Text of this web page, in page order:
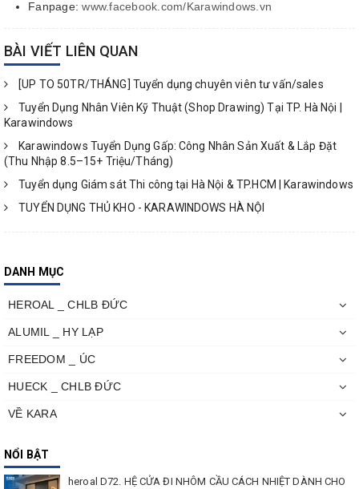
Fanpage:www.facebook.com/Karawindows.vn
BÀI VIẾT LIÊN QUAN
[UP TO 50TR/THÁNG] Tuyển dụng chuyên viên tư vấn/sales
Tuyển Dụng Nhân Viên Kỹ Thuật (Shop Drawing) Tại TP. Hà Nội |
Karawindows
Karawindows Tuyển Dụng Gấp: Công Nhân Sản Xuất & Lắp Đặt
(Thu Nhập 8.5–15+ Triệu/Tháng)
Tuyển dụng Giám sát Thi công tại Hà Nội & TP.HCM | Karawindows
TUYỂN DỤNG THỦ KHO - KARAWINDOWS HÀ NỘI
DANH MỤC
HEROAL _ CHLB ĐỨC
ALUMIL _ HY LẠP
FREEDOM _ ÚC
HUECK _ CHLB ĐỨC
VỀ KARA
NỔI BẬT
heroal D72. HỆ CỬA ĐI NHÔM CẦU CÁCH NHIỆT DÀNH CHO